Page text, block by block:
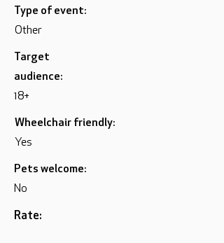
Type of event:
Other
Target
audience:
18+
Wheelchair friendly:
Yes
Pets welcome:
No
Rate: